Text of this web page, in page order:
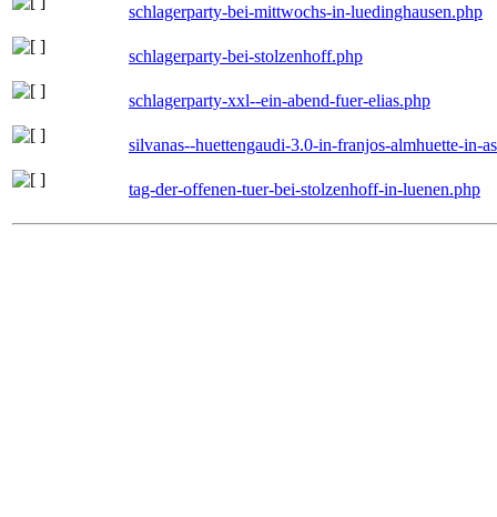
schlagerparty-bei-mittwochs-in-luedinghausen.php
schlagerparty-bei-stolzenhoff.php
schlagerparty-xxl--ein-abend-fuer-elias.php
silvanas--huettengaudi-3.0-in-franjos-almhuette-in-
tag-der-offenen-tuer-bei-stolzenhoff-in-luenen.php